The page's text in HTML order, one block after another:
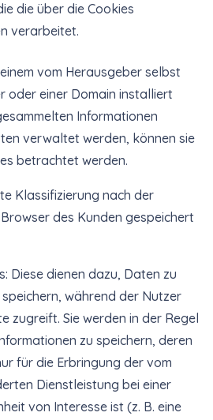
die über die Cookies
verarbeitet.
vom Herausgeber selbst
oder einer Domain installiert
Informationen
verwaltet werden, können sie
betrachtet werden.
Klassifizierung nach der
des Kunden gespeichert
Diese dienen dazu, Daten zu
während der Nutzer
zugreift. Sie werden in der Regel
zu speichern, deren
für die Erbringung der vom
Dienstleistung bei einer
von Interesse ist (z. B. eine